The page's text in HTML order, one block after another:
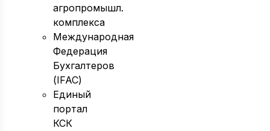
агропромышл.
комплекса
Международная
Федерация
Бухгалтеров
(IFAC)
Единый
портал
КСК